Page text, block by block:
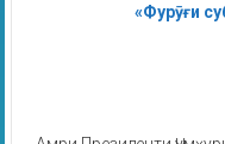
«Фурӯғи